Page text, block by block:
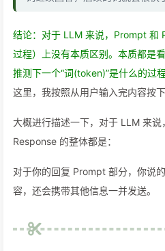
结论：对于 LLM 来说，Prompt 和
过程）上没有本质区别。本质都是
推测下一个“词(token)”是什么的过程
这里，我按照从用户输入完内容按
大概进行描述一下，对于 LLM 来
Response 的整体都是：
对于你的回复 Prompt 部分，你说
容，还会携带其他信息一并发送。